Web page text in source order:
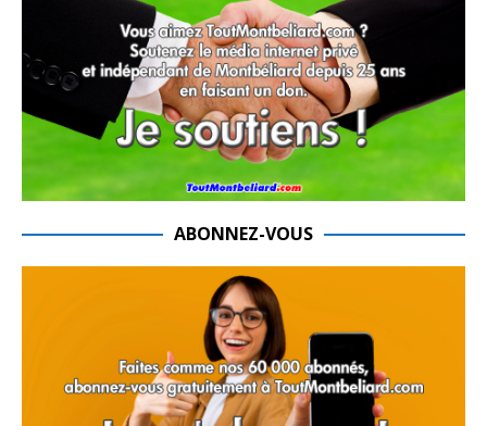
ABONNEZ-VOUS